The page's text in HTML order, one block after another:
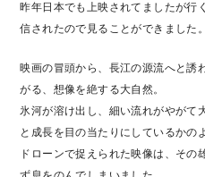
昨年日本でも上映されてましたが行
信されたので見ることができました。
映画の冒頭から、長江の源流へと誘
がる、想像を絶する大自然。
氷河が溶け出し、細い流れがやがて
と成長を目の当たりにしているかの
ドローンで捉えられた映像は、そ